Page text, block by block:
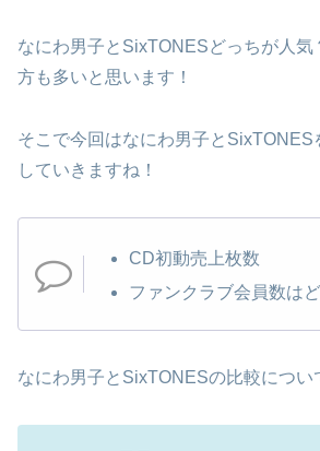
なにわ男子とSixTONESどっちが人気
方も多いと思います！
そこで今回はなにわ男子とSixTONES
していきますね！
CD初動売上枚数
ファンクラブ会員数は
なにわ男子とSixTONESの比較につい